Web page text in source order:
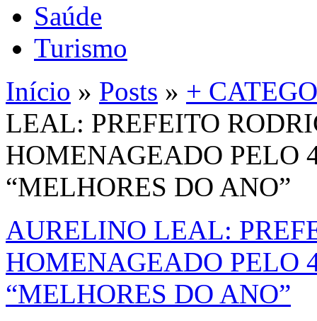
Saúde
Turismo
Início » Posts » +
LEAL: PREFEITO
HOMENAGEADO PELO
“MELHORES DO ANO”
AURELINO LEAL:
HOMENAGEADO PELO
“MELHORES DO ANO”